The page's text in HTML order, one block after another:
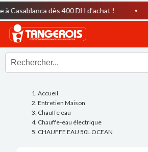
dès 400 DH d’achat !
Accueil
Entretien Maison
Chauffe eau
Chauffe-eau électrique
CHAUFFE EAU 50L OCEAN